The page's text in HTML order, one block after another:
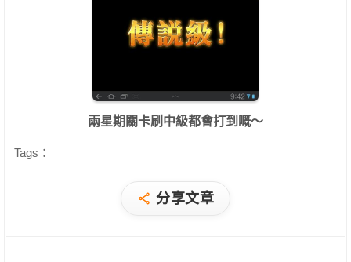
兩星期關卡刷中級都會打到嘅～
Tags：
分享文章